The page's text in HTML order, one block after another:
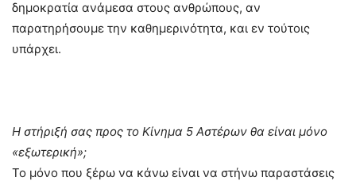
δημοκρατία ανάμεσα στους ανθρώπους, αν
παρατηρήσουμε την καθημερινότητα, και εν τούτοις
υπάρχει.
Η στήριξή σας προς το Κίνημα 5 Αστέρων θα είναι μόνο
«εξωτερική»;
Το μόνο που ξέρω να κάνω είναι να στήνω παραστάσεις